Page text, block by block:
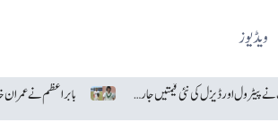
ویڈیوز
حکومت نے پیٹرول اور ڈیزل کی نئی قیمتیں جاری کر دیں